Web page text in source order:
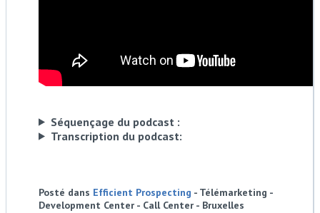
Séquençage du podcast :
Transcription du podcast:
Posté dans Efficient Prospecting - Télémarketing -
Development Center - Call Center - Bruxelles